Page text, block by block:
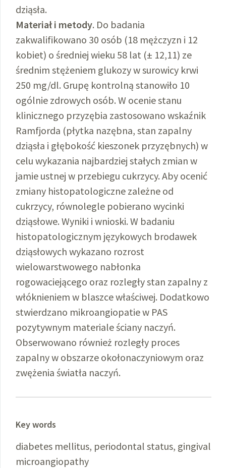
dziąsła.
Materiał i metody. Do badania
zakwalifikowano 30 osób (18 mężczyzn i 12
kobiet) o średniej wieku 58 lat (± 12,11) ze
średnim stężeniem glukozy w surowicy krwi
250 mg/dl. Grupę kontrolną stanowiło 10
ogólnie zdrowych osób. W ocenie stanu
klinicznego przyzębia zastosowano wskaźnik
Ramfjorda (płytka nazębna, stan zapalny
dziąsła i głębokość kieszonek przyzębnych) w
celu wykazania najbardziej stałych zmian w
jamie ustnej w przebiegu cukrzycy. Aby ocenić
zmiany histopatologiczne zależne od
cukrzycy, równolegle pobierano wycinki
dziąsłowe. Wyniki i wnioski. W badaniu
histopatologicznym językowych brodawek
dziąsłowych wykazano rozrost
wielowarstwowego nabłonka
rogowaciejącego oraz rozległy stan zapalny z
włóknieniem w blaszce właściwej. Dodatkowo
stwierdzano mikroangiopatie w PAS
pozytywnym materiale ściany naczyń.
Obserwowano również rozległy proces
zapalny w obszarze okołonaczyniowym oraz
zwężenia światła naczyń.
Key words
diabetes mellitus, periodontal status, gingival
microangiopathy